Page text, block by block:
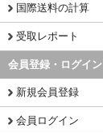
国際送料の計算
受取レポート
会員登録・ログイン
新規会員登録
会員ログイン